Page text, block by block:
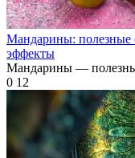
Мандарины: полезные
эффекты
Мандарины —
0 12